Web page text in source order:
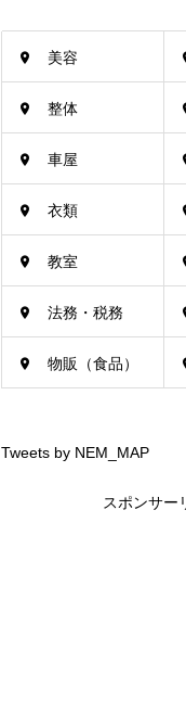
美容
整体
車屋
衣類
教室
法務・税務
物販（食品）
Tweets by NEM_MAP
スポンサー